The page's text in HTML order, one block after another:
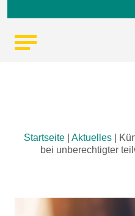
Startseite Aktuelles
bei unberechtigter